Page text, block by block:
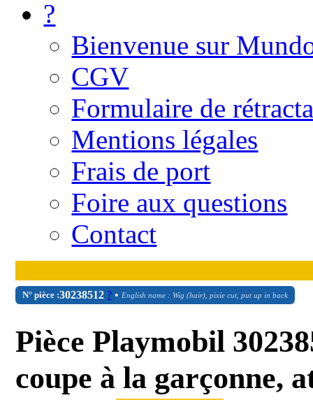
?
Bienvenue sur
CGV
Formulaire de
Mentions légales
Frais de port
Foire aux questions
Contact
N° pièce :30238512 ? •English name : Wig (hair), pixie cut, put up in back
Pièce Playmobil
coupe à la garçonne,